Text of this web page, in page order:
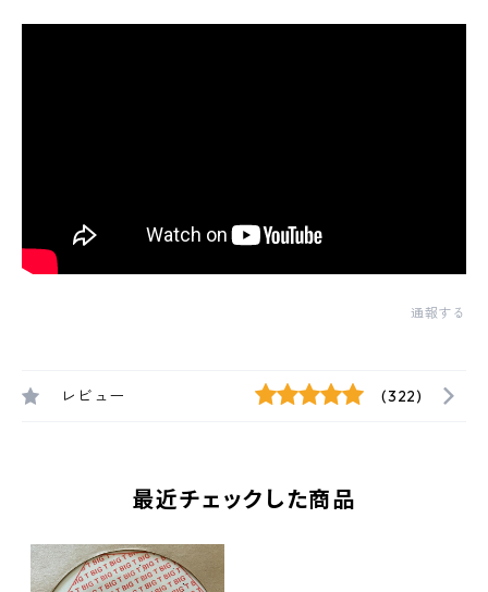
通報する
レビュー (322)
最近チェックした商品